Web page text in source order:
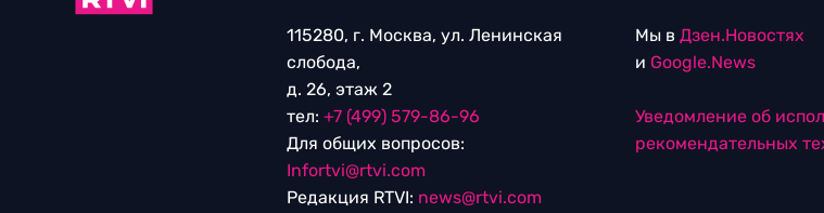
115280, г. Москва, ул. Ленинская
слобода,
д. 26, этаж 2
тел: +7 (499) 579-86-96
Для общих вопросов:
Infortvi@rtvi.com
Редакция RTVI: news@rtvi.com
Мы в Дзен.Новостях
и Google.News
Уведомление об
рекомендательных